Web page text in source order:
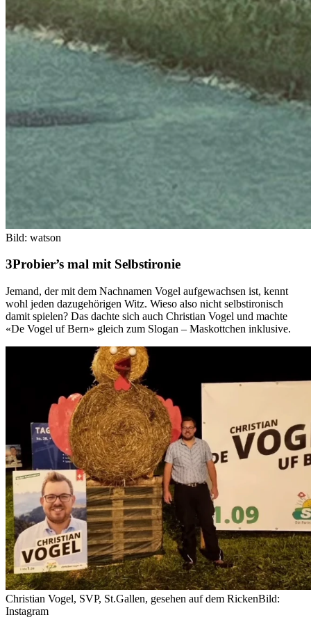
Bild: watson
Probier’s mal mit Selbstironie
Jemand, der mit dem Nachnamen Vogel aufgewachsen ist, kennt
wohl jeden dazugehörigen Witz. Wieso also nicht selbstironisch
damit spielen? Das dachte sich auch Christian Vogel und machte
«De Vogel uf Bern» gleich zum Slogan – Maskottchen inklusive.
Christian Vogel, SVP, St.Gallen, gesehen auf dem RickenBild:
Instagram